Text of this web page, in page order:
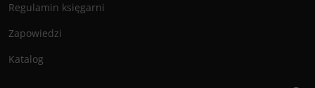
Regulamin księgarni
Zapowiedzi
Katalog